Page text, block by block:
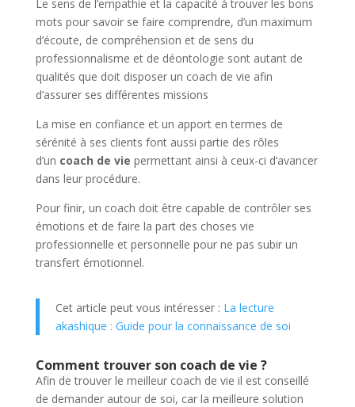
Le sens de l’empathie et la capacité à trouver les bons
mots pour savoir se faire comprendre, d’un maximum
d’écoute, de compréhension et de sens du
professionnalisme et de déontologie sont autant de
qualités que doit disposer un coach de vie afin
d’assurer ses différentes missions
La mise en confiance et un apport en termes de
sérénité à ses clients font aussi partie des rôles
d’un coach de vie permettant ainsi à ceux-ci d’avancer
dans leur procédure.
Pour finir, un coach doit être capable de contrôler ses
émotions et de faire la part des choses vie
professionnelle et personnelle pour ne pas subir un
transfert émotionnel.
Cet article peut vous intéresser : La lecture
akashique : Guide pour la connaissance de soi
Comment trouver son coach de vie ?
Afin de trouver le meilleur coach de vie il est conseillé
de demander autour de soi, car la meilleure solution